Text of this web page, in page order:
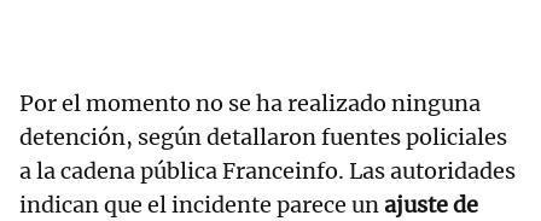
Por el momento no se ha realizado ninguna
detención, según detallaron fuentes policiales
a la cadena pública Franceinfo. Las autoridades
indican que el incidente parece unajuste de